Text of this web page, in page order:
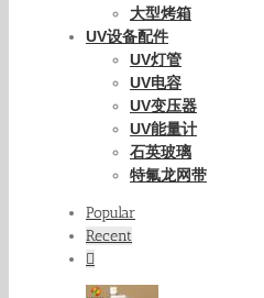
大型烤箱
UV设备配件
UV灯管
UV电容
UV变压器
UV能量计
石英玻璃
特氟龙网带
Popular
Recent